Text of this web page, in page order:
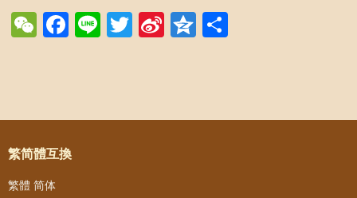
WeChat
Facebook
LineTwitter
SinaQzone
Post navigation
繁简體互換
繁體 简体